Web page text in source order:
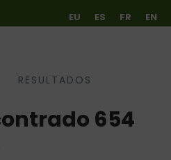
EU ES FR EN
RESULTADOS
654